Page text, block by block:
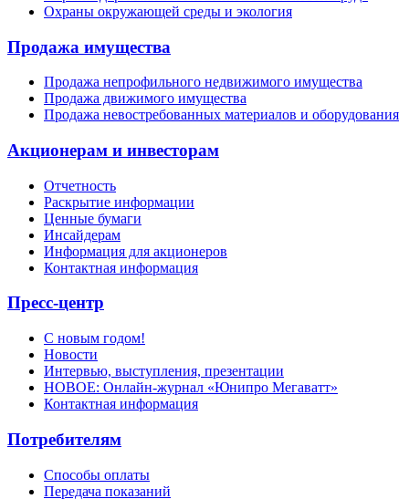
Охраны окружающей среды и экология
Продажа имущества
Продажа непрофильного недвижимого имущества
Продажа движимого имущества
Продажа невостребованных материалов и оборудования
Акционерам и инвесторам
Отчетность
Раскрытие информации
Ценные бумаги
Инсайдерам
Информация для акционеров
Контактная информация
Пресс-центр
С новым годом!
Новости
Интервью, выступления, презентации
НОВОЕ: Онлайн-журнал «Юнипро Мегаватт»
Контактная информация
Потребителям
Способы оплаты
Передача показаний